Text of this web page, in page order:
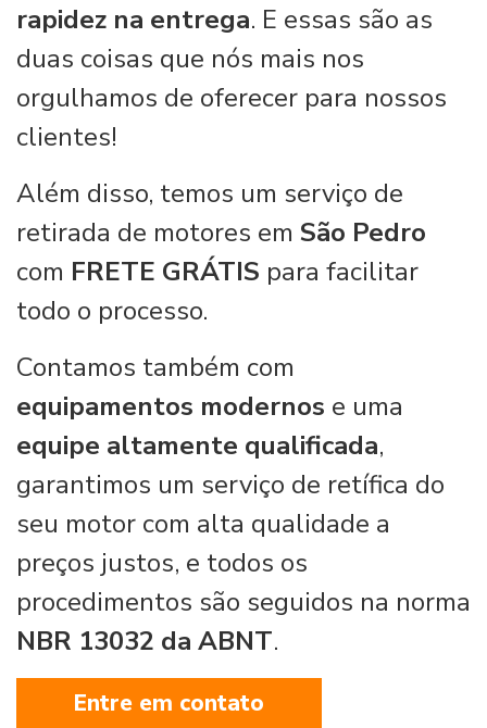
rapidez na entrega. E essas são as
duas coisas que nós mais nos
orgulhamos de oferecer para nossos
clientes!
Além disso, temos um serviço de
retirada de motores em São Pedro
com FRETE GRÁTIS para facilitar
todo o processo.
Contamos também com
equipamentos modernos e uma
equipe altamente qualificada,
garantimos um serviço de retífica do
seu motor com alta qualidade a
preços justos, e todos os
procedimentos são seguidos na norma
NBR 13032 da ABNT.
Entre em contato